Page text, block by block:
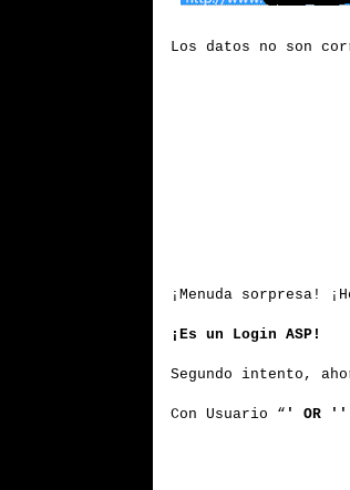
Los datos no son
¡Menuda sorpresa!
¡Es un Login ASP!
Segundo intento,
Con Usuario “ ' OR